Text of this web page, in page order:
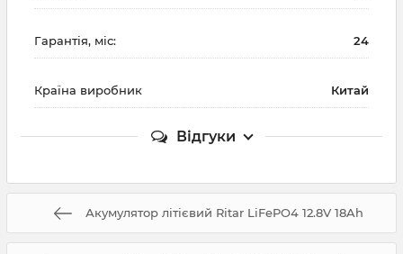
Гарантія, міс: 24
Країна виробник Китай
Відгуки
Акумулятор літієвий Ritar LiFePO4 12.8V 18Ah